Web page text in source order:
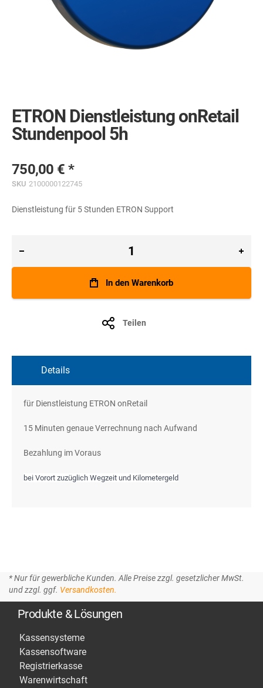
beginning
of
the
ETRON Dienstleistung onRetail
Stundenpool 5h
750,00 €
SKU 2100000122745
Dienstleistung für 5 Stunden ETRON Support
In den Warenkorb
Teilen
Details
für Dienstleistung ETRON onRetail
15 Minuten genaue Verrechnung nach Aufwand
Bezahlung im Voraus
bei Vorort zuzüglich Wegzeit und Kilometergeld
* Nur für gewerbliche Kunden. Alle Preise zzgl. gesetzlicher MwSt.
und zzgl. ggf. Versandkosten.
Produkte & Lösungen
Kassensysteme
Kassensoftware
Registrierkasse
Warenwirtschaft